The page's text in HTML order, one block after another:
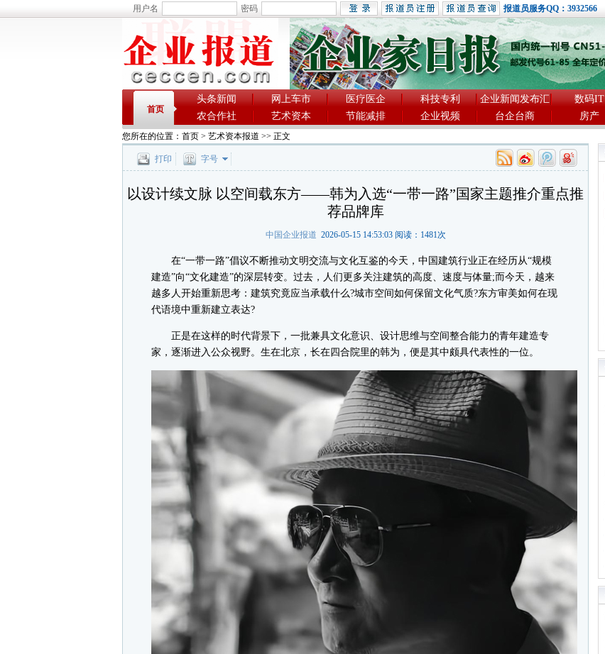
用户名 密码 报道员服务QQ：3932566
首页
头条新闻 网上车市 医疗医企 科技专利 企业新闻发布汇 数码IT
农合作社
艺术资本 节能减排 企业视频 台企台商 房产
您所在的位置： 首页 > 艺术资本报道 >> 正文
打印 字号
以设计续文脉 以空间载东方——韩为入选“一带一路”国家主题推介重点推
荐品牌库
中国企业报道 2026-05-15 14:53:03 阅读： 1481次
在“一带一路”倡议不断推动文明交流与文化互鉴的今天，中国建筑行业正在经历从“规模
建造”向“文化建造”的深层转变。过去，人们更多关注建筑的高度、速度与体量;而今天，越来
越多人开始重新思考：建筑究竟应当承载什么?城市空间如何保留文化气质?东方审美如何在现
代语境中重新建立表达?
正是在这样的时代背景下，一批兼具文化意识、设计思维与空间整合能力的青年建造专
家，逐渐进入公众视野。生在北京，长在四合院里的韩为，便是其中颇具代表性的一位。